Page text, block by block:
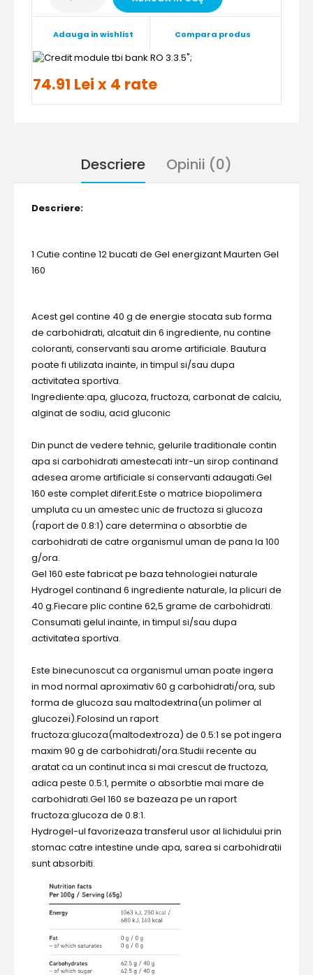
Adauga in wishlist Compara produs
";
74.91 Lei x 4 rate
Descriere Opinii (0)
Descriere:
1 Cutie contine 12 bucati de Gel energizant Maurten Gel
160
Acest gel contine 40 g de energie stocata sub forma
de carbohidrati, alcatuit din 6 ingrediente, nu contine
coloranti, conservanti sau arome artificiale. Bautura
poate fi utilizata inainte, in timpul si/sau dupa
activitatea sportiva.
Ingrediente:apa, glucoza, fructoza, carbonat de calciu,
alginat de sodiu, acid gluconic
Din punct de vedere tehnic, gelurile traditionale contin
apa si carbohidrati amestecati intr-un sirop continand
adesea arome artificiale si conservanti adaugati.Gel
160 este complet diferit.Este o matrice biopolimera
umpluta cu un amestec unic de fructoza si glucoza
(raport de 0.8:1) care determina o absorbtie de
carbohidrati de catre organismul uman de pana la 100
g/ora.
Gel 160 este fabricat pe baza tehnologiei naturale
Hydrogel continand 6 ingrediente naturale, la plicuri de
40 g.Fiecare plic contine 62,5 grame de carbohidrati.
Consumati gelul inainte, in timpul si/sau dupa
activitatea sportiva.
Este binecunoscut ca organismul uman poate ingera
in mod normal aproximativ 60 g carbohidrati/ora, sub
forma de glucoza sau maltodextrina(un polimer al
glucozei).Folosind un raport
fructoza:glucoza(maltodextroza) de 0.5:1 se pot ingera
maxim 90 g de carbohidrati/ora.Studii recente au
aratat ca un continut inca si mai crescut de fructoza,
adica peste 0.5:1, permite o absorbtie mai mare de
carbohidrati.Gel 160 se bazeaza pe un raport
fructoza:glucoza de 0.8:1.
Hydrogel-ul favorizeaza transferul usor al lichidului prin
stomac catre intestine unde apa, sarea si carbohidratii
sunt absorbiti.